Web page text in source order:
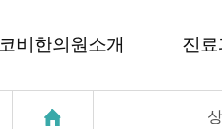
코비한의원소개 진